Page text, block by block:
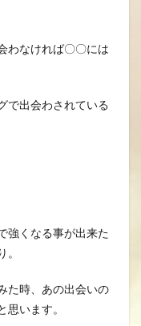
わなければ〇〇には
で出会わされている
強くなる事が出来た
た時、あの出会いの
います。